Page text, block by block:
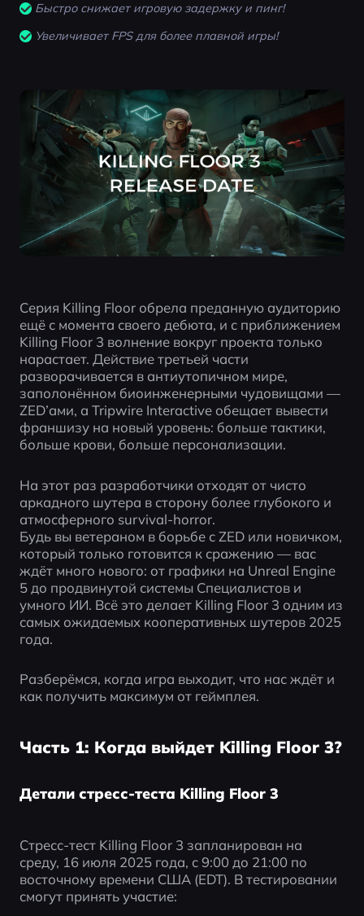
Быстро снижает игровую задержку и пинг!
Увеличивает FPS для более плавной игры!
Серия Killing Floor обрела преданную аудиторию
ещё с момента своего дебюта, и с приближением
Killing Floor 3 волнение вокруг проекта только
нарастает. Действие третьей части
разворачивается в антиутопичном мире,
заполонённом биоинженерными чудовищами —
ZED’ами, а Tripwire Interactive обещает вывести
франшизу на новый уровень: больше тактики,
больше крови, больше персонализации.
На этот раз разработчики отходят от чисто
аркадного шутера в сторону более глубокого и
атмосферного survival-horror.
Будь вы ветераном в борьбе с ZED или новичком,
который только готовится к сражению — вас
ждёт много нового: от графики на Unreal Engine
5 до продвинутой системы Специалистов и
умного ИИ. Всё это делает Killing Floor 3 одним из
самых ожидаемых кооперативных шутеров 2025
года.
Разберёмся, когда игра выходит, что нас ждёт и
как получить максимум от геймплея.
Часть 1: Когда выйдет Killing Floor 3?
Детали стресс-теста Killing Floor 3
Стресс-тест Killing Floor 3 запланирован на
среду, 16 июля 2025 года, с 9:00 до 21:00 по
восточному времени США (EDT). В тестировании
смогут принять участие: